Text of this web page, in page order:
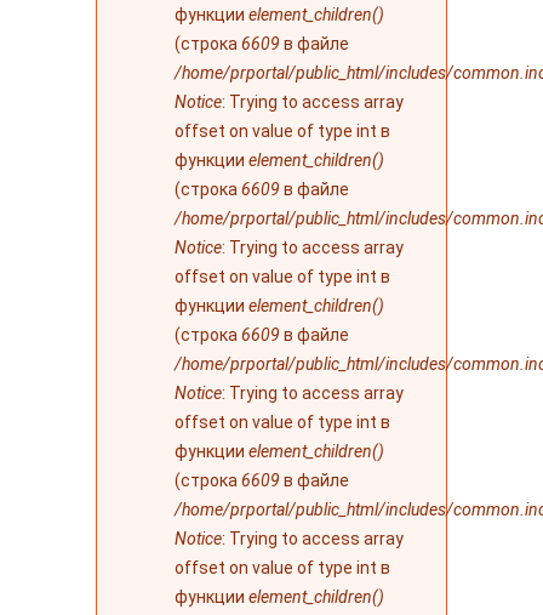
функции element_children()
(строка 6609 в файле
/home/prportal/public_html/includes/
Notice: Trying to access array
offset on value of type int в
функции element_children()
(строка 6609 в файле
/home/prportal/public_html/includes/
Notice: Trying to access array
offset on value of type int в
функции element_children()
(строка 6609 в файле
/home/prportal/public_html/includes/
Notice: Trying to access array
offset on value of type int в
функции element_children()
(строка 6609 в файле
/home/prportal/public_html/includes/
Notice: Trying to access array
offset on value of type int в
функции element_children()